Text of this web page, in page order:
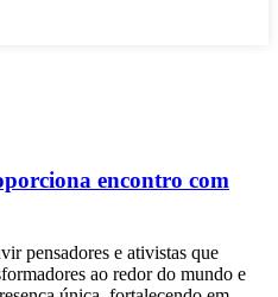
encontro com
pensadores e ativistas que
ao redor do mundo e